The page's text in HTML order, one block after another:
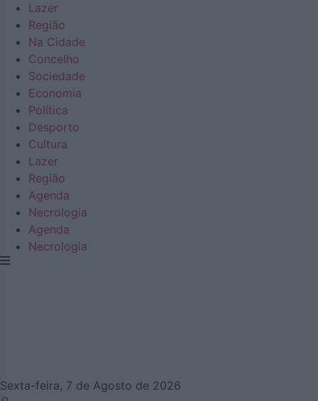
Lazer
Região
Na Cidade
Concelho
Sociedade
Economia
Política
Desporto
Cultura
Lazer
Região
Agenda
Necrologia
Agenda
Necrologia
Sexta-feira, 7 de Agosto de 2026